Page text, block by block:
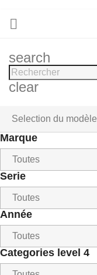

search
clear
Selection du modèle
Marque
Serie
Année
Categories level 4